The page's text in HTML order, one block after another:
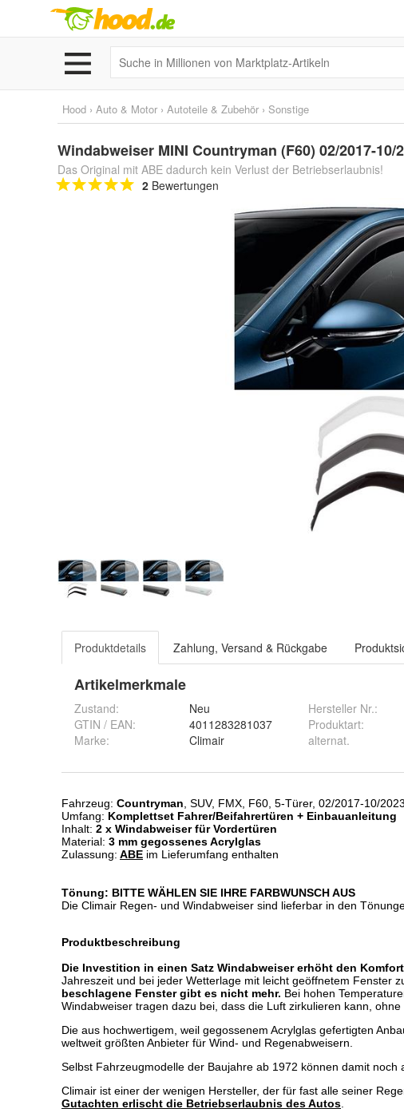
Hood › Auto & Motor › Autoteile & Zubehör › Sonstige
Windabweiser MINI Countryman (F60) 02/2017-10/
Das Original mit ABE dadurch kein Verlust der Betriebserlaubnis!
2 Bewertungen
Produktdetails Zahlung, Versand & Rückgabe
Artikelmerkmale
Zustand:
Neu
GTIN / EAN:
4011283281037
Marke:
Climair
Hersteller Nr.:
Produktart:
alternat.